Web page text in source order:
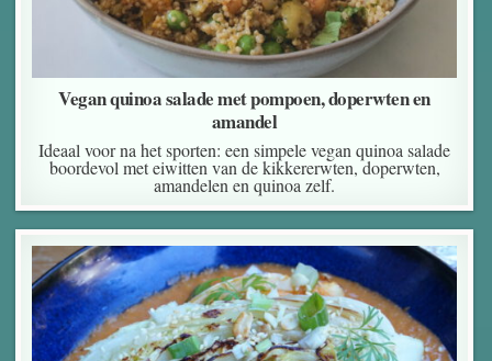
Vegan quinoa salade met pompoen, doperwten en
amandel
Ideaal voor na het sporten: een simpele vegan quinoa salade
boordevol met eiwitten van de kikkererwten, doperwten,
amandelen en quinoa zelf.